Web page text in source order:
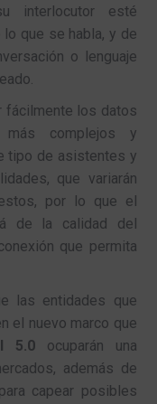
interlocutor esté
que se habla, y de
o lenguaje
fácilmente los datos
complejos y
tipo de asistentes y
que variarán
por lo que el
de la calidad del
que permita
las entidades que
el nuevo marco que
5.0ocuparán una
además de
capear posibles